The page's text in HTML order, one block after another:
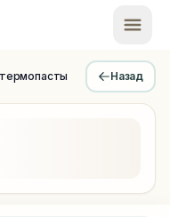
Authority in Saint
Назад